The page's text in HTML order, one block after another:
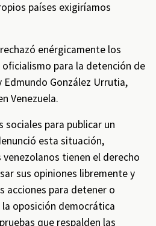
países exigiríamos
enérgicamente los
para la detención de
Edmundo González Urrutia,
Venezuela.
sociales para publicar un
esta situación,
tienen el derecho
sus opiniones libremente y
acciones para detener o
oposición democrática
que respalden las